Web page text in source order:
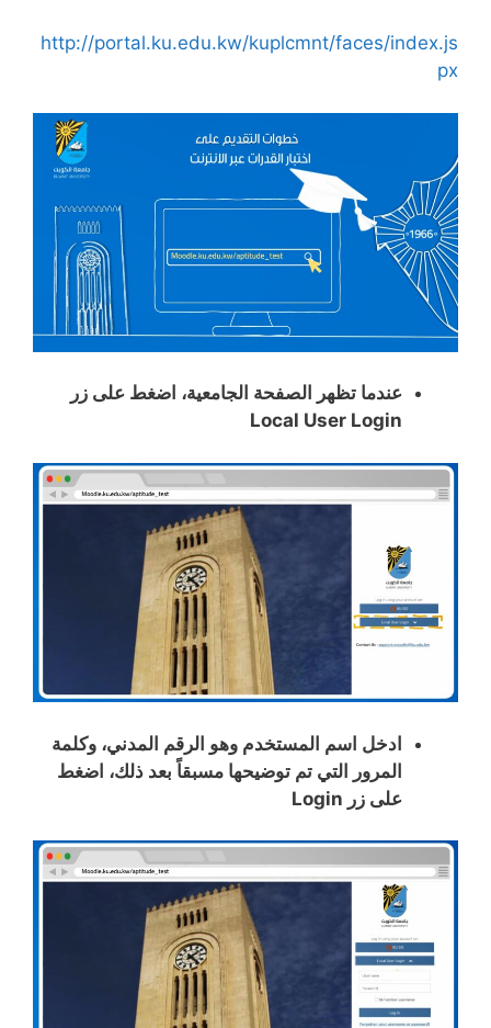
http://portal.ku.edu.kw/kuplcmnt/faces/index.js
px
عندما تظهر الصفحة الجامعية، اضغط على زر
Local User Login
ادخل اسم المستخدم وهو الرقم المدني، وكلمة
المرور التي تم توضيحها مسبقاً بعد ذلك، اضغط
على زر Login